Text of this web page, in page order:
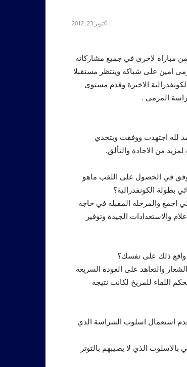
أكتوبر 23, 2012
مباراة لاخرى في جميع مشاركاته
امين على شباكه وينتظر مستقبلا
الاخيرة وقدم مستوى
المرمى .
لله اجتهدت ووفقت وبتحدي
من الاجادة والتألق.
يوفق في الحصول على اللقب ماهو
بطولة الكونفدرالية؟
اجمع والمرحلة المقبلة في حاجة
والاستعدادات الجيدة وتوفير
واقع ذلك على نفسك؟
والتعاهد على العودة السريعة
اللقاء للمريخ لكانت نتيجة
استعمال اسلوب الشراسة الذي
الذي لا يصيبهم بالتوتر